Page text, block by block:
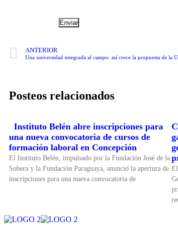
ANTERIOR
Una universidad integrada al campo: así crece la propuesta de la
Posteos relacionados
Instituto Belén abre inscripciones para
una nueva convocatoria de cursos de
formación laboral en Concepción
El Instituto Belén, impulsado por la Fundación José de la
Sobera y la Fundación Paraguaya, anunció la apertura de
inscripciones para una nueva convocatoria de